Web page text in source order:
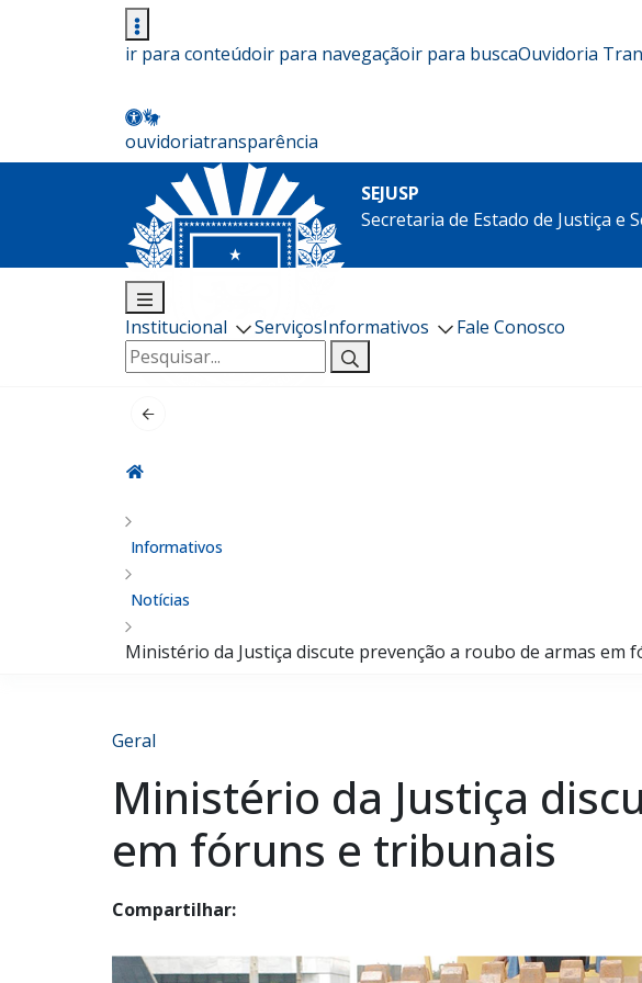
ir para conteúdoir para navegaçãoir para buscaOuvidoria
ouvidoriatransparência
SEJUSP
Secretaria de Estado de Justiça e
Institucional ServiçosInformativos
Fale Conosco
Pesquisar
por:
Informativos
Notícias
Ministério da Justiça discute prevenção a roubo de armas em
Geral
Ministério da Justiça
em fóruns e tribunais
Compartilhar: